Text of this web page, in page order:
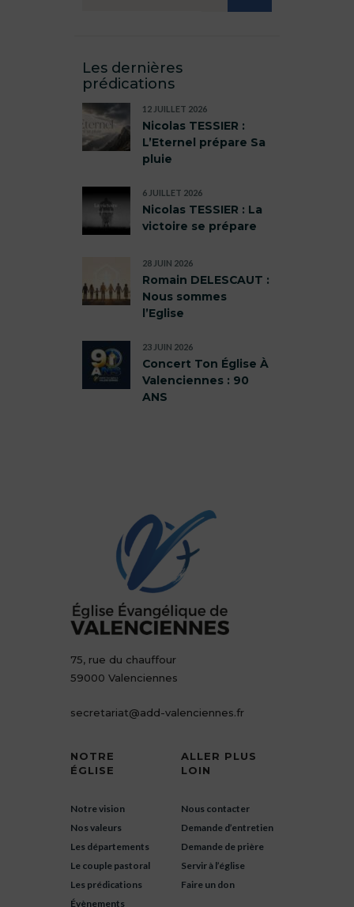
Les dernières
prédications
Nicolas TESSIER :
L’Eternel prépare Sa
pluie
12 JUILLET 2026
Nicolas TESSIER : La
victoire se prépare
6 JUILLET 2026
Romain DELESCAUT :
Nous sommes
l’Eglise
28 JUIN 2026
Concert Ton Église À
Valenciennes : 90
ANS
23 JUIN 2026
75, rue du chauffour
59000 Valenciennes
secretariat@add-valenciennes.fr
NOTRE
ÉGLISE
Notre vision
Nos valeurs
Les départements
Le couple pastoral
Les prédications
Évènements
ALLER PLUS
LOIN
Nous contacter
Demande d’entretien
Demande de prière
Servir à l’église
Faire un don